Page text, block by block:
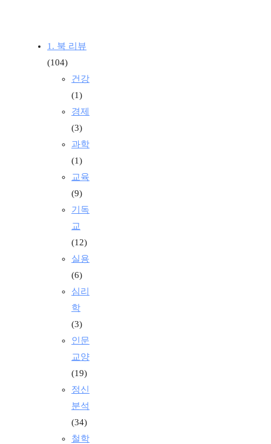
1. 북 리뷰
(104)
건강
(1)
경제
(3)
과학
(1)
교육
(9)
기독
교
(12)
실용
(6)
심리
학
(3)
인문
교양
(19)
정신
분석
(34)
철학